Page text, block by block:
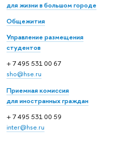
для жизни в большом городе
Общежития
Управление размещения
студентов
+ 7 495 531 00 67
sho@hse.ru
Приемная комиссия
для иностранных граждан
+ 7 495 531 00 59
inter@hse.ru